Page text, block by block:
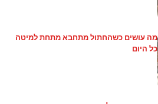
מה עושים כשהחתול מתחבא מתחת למיטה
כל היום